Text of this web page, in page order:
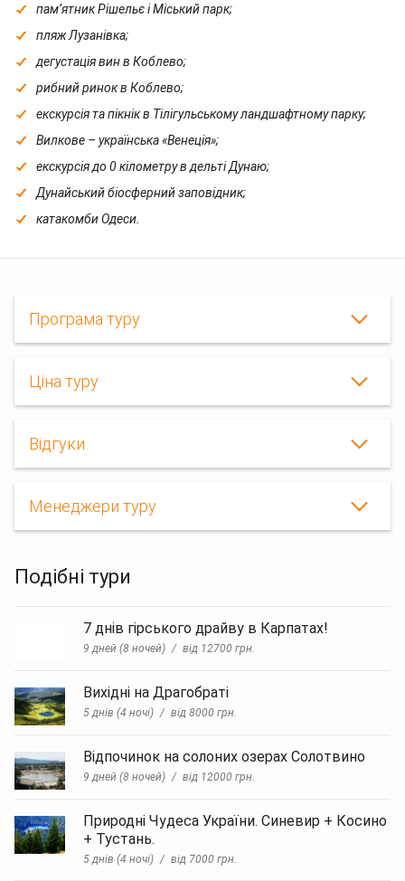
пам’ятник Рішельє і Міський парк;
пляж Лузанівка;
дегустація вин в Коблево;
рибний ринок в Коблево;
екскурсія та пікнік в Тілігульському ландшафтному парку;
Вилкове – українська «Венеція»;
екскурсія до 0 кілометру в дельті Дунаю;
Дунайський біосферний заповідник;
катакомби Одеси.
Програма туру
Ціна туру
Відгуки
Менеджери туру
Подібні тури
7 днів гірського драйву в Карпатах!
9 дней (8 ночей) від 12700 грн.
Вихідні на Драгобраті
5 днів (4 ночі) від 8000 грн.
Відпочинок на солоних озерах Солотвино
9 дней (8 ночей) від 12000 грн.
Природні Чудеса України. Синевир + Косино
+ Тустань.
5 днів (4 ночі) від 7000 грн.